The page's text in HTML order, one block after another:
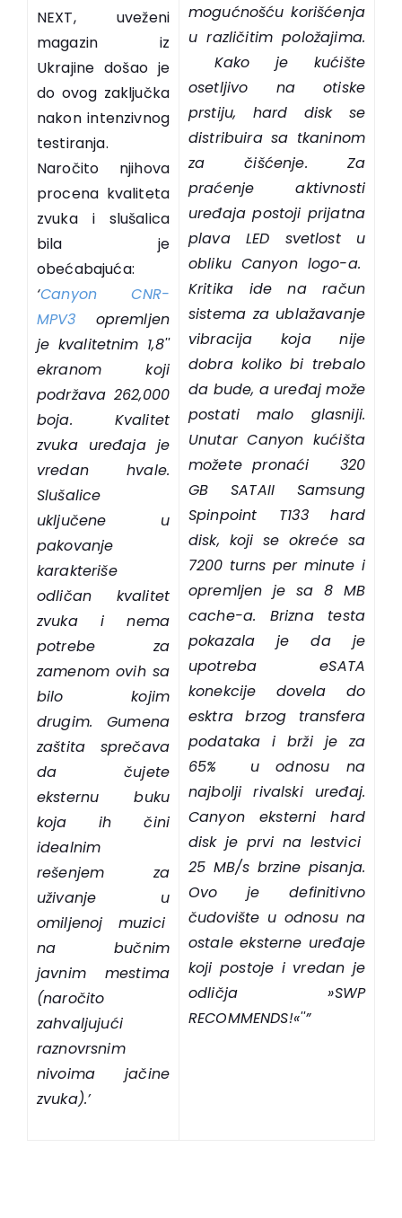
NEXT, uveženi
magazin iz
Ukrajine došao je
do ovog zaključka
nakon intenzivnog
testiranja.
Naročito njihova
procena kvaliteta
zvuka i slušalica
bila je
obećabajuća:
‘Canyon CNR-
MPV3 opremljen
je kvalitetnim 1,8''
ekranom koji
podržava 262,000
boja. Kvalitet
zvuka uređaja je
vredan hvale.
Slušalice
uključene u
pakovanje
karakteriše
odličan kvalitet
zvuka i nema
potrebe za
zamenom ovih sa
bilo kojim
drugim. Gumena
zaštita sprečava
da čujete
eksternu buku
koja ih čini
idealnim
rešenjem za
uživanje u
omiljenoj muzici
na bučnim
javnim mestima
(naročito
zahvaljujući
raznovrsnim
nivoima jačine
zvuka).’
mogućnošću korišćenja
u različitim položajima.
Kako je kućište
osetljivo na otiske
prstiju, hard disk se
distribuira sa tkaninom
za čišćenje. Za
praćenje aktivnosti
uređaja postoji prijatna
plava LED svetlost u
obliku Canyon logo-a.
Kritika ide na račun
sistema za ublažavanje
vibracija koja nije
dobra koliko bi trebalo
da bude, a uređaj može
postati malo glasniji.
Unutar Canyon kućišta
možete pronaći 320
GB SATAII Samsung
Spinpoint T133 hard
disk, koji se okreće sa
7200 turns per minute i
opremljen je sa 8 MB
cache-a. Brizna testa
pokazala je da je
upotreba eSATA
konekcije dovela do
esktra brzog transfera
podataka i brži je za
65% u odnosu na
najbolji rivalski uređaj.
Canyon eksterni hard
disk je prvi na lestvici
25 MB/s brzine pisanja.
Ovo je definitivno
čudovište u odnosu na
ostale eksterne uređaje
koji postoje i vredan je
odličja»SWP
RECOMMENDS!«''”